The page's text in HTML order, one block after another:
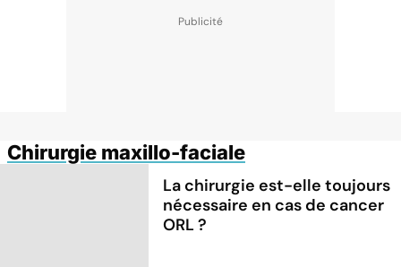
Chirurgie maxillo-faciale
La chirurgie est-elle toujours
nécessaire en cas de cancer
ORL ?